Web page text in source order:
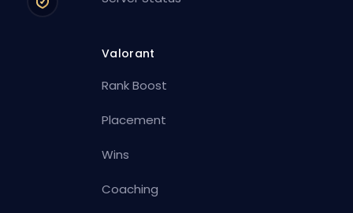
Valorant
Rank Boost
Placement
Wins
Coaching